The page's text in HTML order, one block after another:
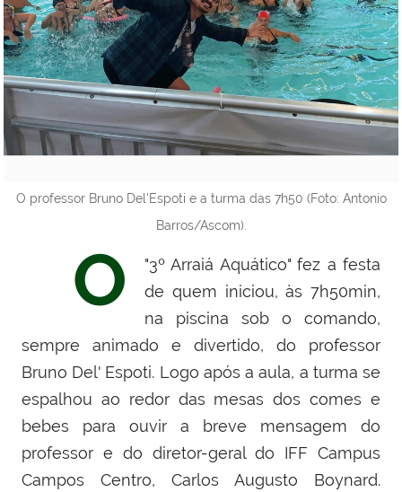
O professor Bruno Del'Espoti e a turma das 7h50 (Foto: Antonio
Barros/Ascom).
O
"3º Arraiá Aquático" fez a festa
de quem iniciou, às 7h50min,
na piscina sob o comando,
sempre animado e divertido, do professor
Bruno Del' Espoti. Logo após a aula, a turma se
espalhou ao redor das mesas dos comes e
bebes para ouvir a breve mensagem do
professor e do diretor-geral do IFF Campus
Campos Centro, Carlos Augusto Boynard.